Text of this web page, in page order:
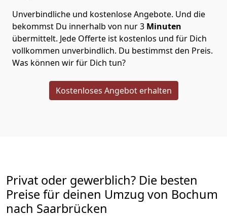
Unverbindliche und kostenlose Angebote. Und die
bekommst Du innerhalb von nur3 Minuten
übermittelt. Jede Offerte ist kostenlos und für Dich
vollkommen unverbindlich. Du bestimmst den Preis.
Was können wir für Dich tun?
Kostenloses Angebot erhalten
Privat oder gewerblich? Die besten
Preise für deinen Umzug von Bochum
nach Saarbrücken